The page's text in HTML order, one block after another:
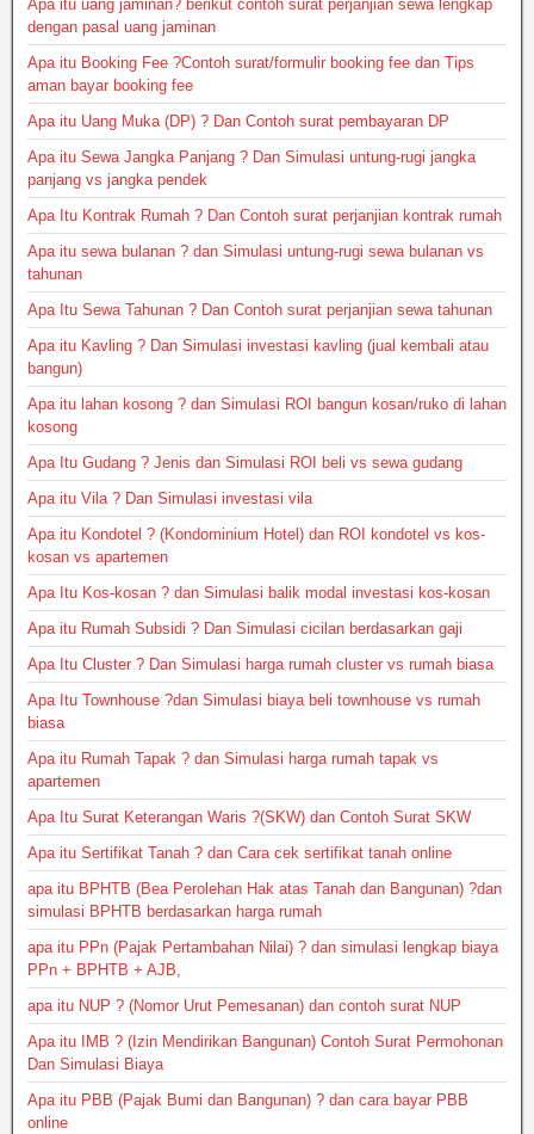
Apa itu uang jaminan? berikut contoh surat perjanjian sewa lengkap
dengan pasal uang jaminan
Apa itu Booking Fee ?Contoh surat/formulir booking fee dan Tips
aman bayar booking fee
Apa itu Uang Muka (DP) ? Dan Contoh surat pembayaran DP
Apa itu Sewa Jangka Panjang ? Dan Simulasi untung-rugi jangka
panjang vs jangka pendek
Apa Itu Kontrak Rumah ? Dan Contoh surat perjanjian kontrak rumah
Apa itu sewa bulanan ? dan Simulasi untung-rugi sewa bulanan vs
tahunan
Apa Itu Sewa Tahunan ? Dan Contoh surat perjanjian sewa tahunan
Apa itu Kavling ? Dan Simulasi investasi kavling (jual kembali atau
bangun)
Apa itu lahan kosong ? dan Simulasi ROI bangun kosan/ruko di lahan
kosong
Apa Itu Gudang ? Jenis dan Simulasi ROI beli vs sewa gudang
Apa itu Vila ? Dan Simulasi investasi vila
Apa itu Kondotel ? (Kondominium Hotel) dan ROI kondotel vs kos-
kosan vs apartemen
Apa Itu Kos-kosan ? dan Simulasi balik modal investasi kos-kosan
Apa itu Rumah Subsidi ? Dan Simulasi cicilan berdasarkan gaji
Apa Itu Cluster ? Dan Simulasi harga rumah cluster vs rumah biasa
Apa Itu Townhouse ?dan Simulasi biaya beli townhouse vs rumah
biasa
Apa itu Rumah Tapak ? dan Simulasi harga rumah tapak vs
apartemen
Apa Itu Surat Keterangan Waris ?(SKW) dan Contoh Surat SKW
Apa itu Sertifikat Tanah ? dan Cara cek sertifikat tanah online
apa itu BPHTB (Bea Perolehan Hak atas Tanah dan Bangunan) ?dan
simulasi BPHTB berdasarkan harga rumah
apa itu PPn (Pajak Pertambahan Nilai) ? dan simulasi lengkap biaya
PPn + BPHTB + AJB,
apa itu NUP ? (Nomor Urut Pemesanan) dan contoh surat NUP
Apa itu IMB ? (Izin Mendirikan Bangunan) Contoh Surat Permohonan
Dan Simulasi Biaya
Apa itu PBB (Pajak Bumi dan Bangunan) ? dan cara bayar PBB
online